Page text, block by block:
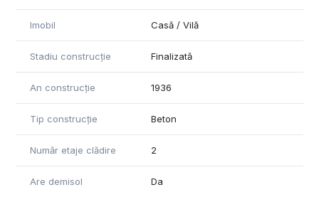
Imobil Casă / Vilă
Stadiu construcție Finalizată
An construcție 1936
Tip construcție Beton
Număr etaje clădire 2
Are demisol Da